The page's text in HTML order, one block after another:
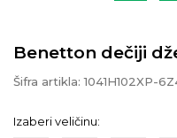
Benetton dečiji
Šifra artikla:1041H102XP-
Izaberi veličinu: